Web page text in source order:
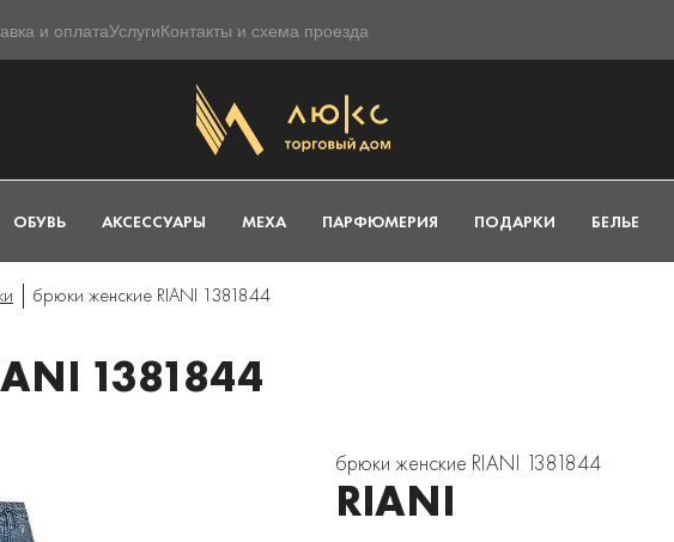
и оплатаУслугиКонтакты и схема проезда
ОБУВЬ АКСЕССУАРЫ МЕХА ПАРФЮМЕРИЯ ПОДАРКИ БЕЛЬЕ
брюки женские RIANI 1381844
1381844
брюки женские RIANI 1381844
RIANI